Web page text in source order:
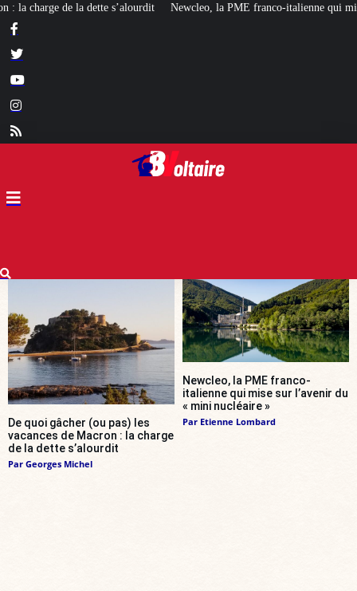
Newcleo, la PME franco-italienne qui mise sur l’avenir du « mini nucléaire »
De quoi gâcher (ou pas) les
vacances de Macron : la charge
de la dette s’alourdit
Par Georges Michel
Newcleo, la PME franco-
italienne qui mise sur l’avenir du
« mini nucléaire »
Par Etienne Lombard